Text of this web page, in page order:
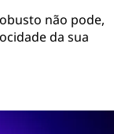
não pode,
da sua